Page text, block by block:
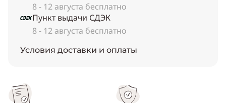
8 - 12 августа бесплатно
Пункт выдачи СДЭК
8 - 12 августа бесплатно
Условия доставки и оплаты